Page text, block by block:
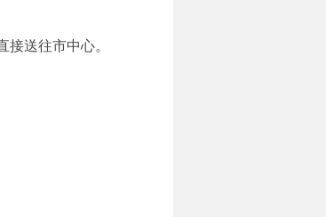
送往市中心。